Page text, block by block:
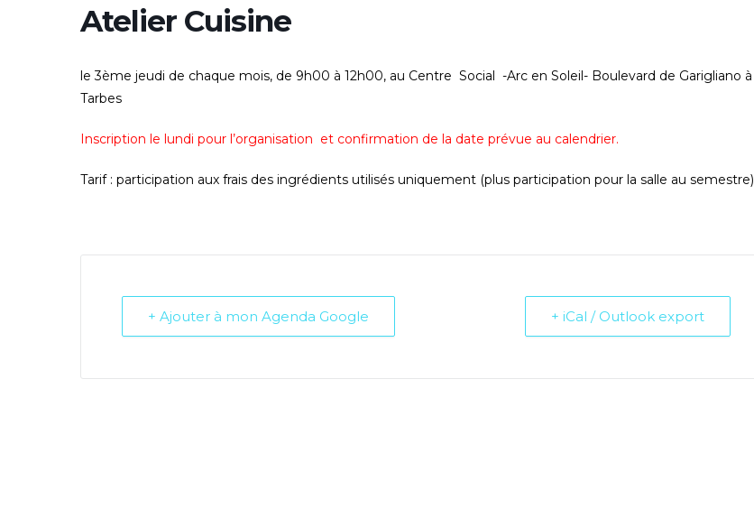
Atelier Cuisine
le 3ème jeudi de chaque mois, de 9h00 à 12h00, au Centre Social -Arc en Soleil- Boulevard de Garigliano à
Tarbes
Inscription le lundi pour l’organisation et confirmation de la date prévue au calendrier.
Tarif : participation aux frais des ingrédients utilisés uniquement (plus participation pour la salle au semestre)
+ Ajouter à mon Agenda Google + iCal / Outlook export